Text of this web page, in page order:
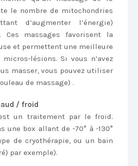
le nombre de mitochondries
d’augmenter l’énergie)
Ces massages favorisent la
et permettent une meilleure
lésions. Si vous n’avez
masser, vous pouvez utiliser
de massage) .
/ froid
un traitement par le froid.
une box allant de -70° à -130°
de cryothérapie, ou un bain
par exemple).